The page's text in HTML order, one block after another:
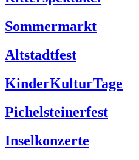
Sommermarkt
Altstadtfest
KinderKulturTage
Pichelsteinerfest
Inselkonzerte